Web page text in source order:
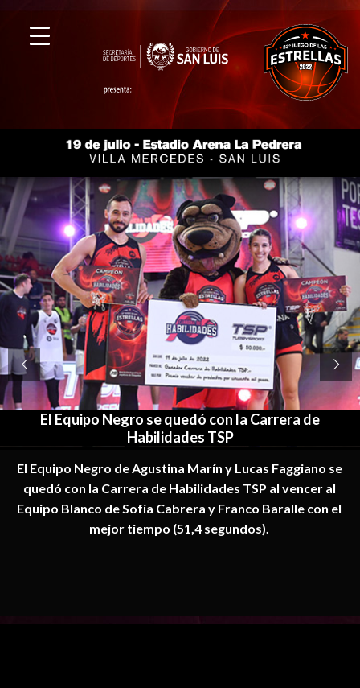
El Desafio Converse 3X3 fue para el Equipo
Blanco
El Equipo Blanco, conformado por Agustín Barreiro,
Mariano Fierro, Lucio Reinaudi y Mauro Cosolito superó
al Negro (Gustavo Acosta, Tayavek Gallizzi, Leo Lema y
Mateo Chiarini) por 10 a 7.